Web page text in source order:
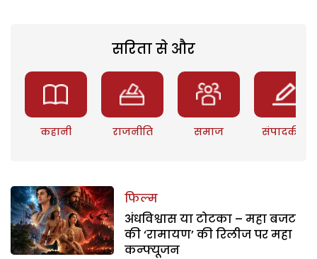
सरिता से और
कहानी राजनीति समाज संपादकीय
फिल्म
अंधविश्वास या टोटका – महा बजट
की ‘रामायण’ की रिलीज पर महा
कन्फ्यूजन